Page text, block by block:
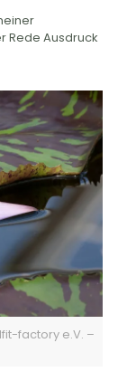
Rede Ausdruck
factory e.V. –